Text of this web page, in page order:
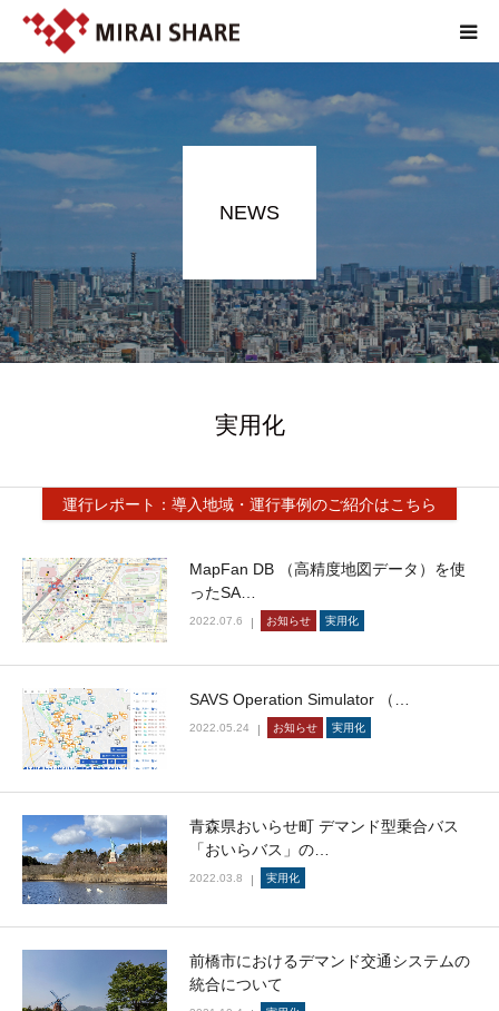
NEWS
実用化
運行レポート：導入地域・運行事例のご紹介はこちら
MapFan DB （高精度地図データ）を使
ったSA…
2022.07.6 お知らせ 実用化
SAVS Operation Simulator （…
2022.05.24 お知らせ 実用化
青森県おいらせ町 デマンド型乗合バス
「おいらバス」の…
2022.03.8 実用化
前橋市におけるデマンド交通システムの
統合について
NEWS
TECHNOLOGY
SERVICE
REPORT
ABOUT